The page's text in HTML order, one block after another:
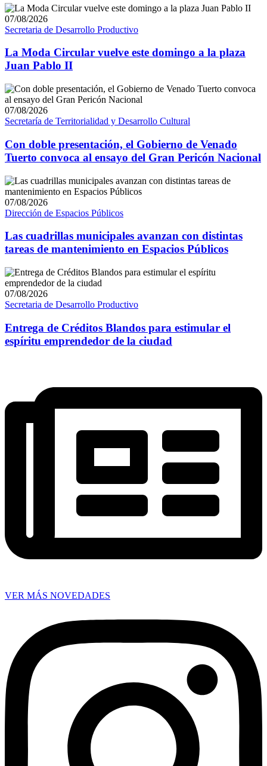
07/08/2026
Secretaria de Desarrollo Productivo
La Moda Circular vuelve este domingo a la plaza
Juan Pablo II
07/08/2026
Secretaría de Territorialidad y Desarrollo Cultural
Con doble presentación, el Gobierno de Venado
Tuerto convoca al ensayo del Gran Pericón Nacional
07/08/2026
Dirección de Espacios Públicos
Las cuadrillas municipales avanzan con distintas
tareas de mantenimiento en Espacios Públicos
07/08/2026
Secretaria de Desarrollo Productivo
Entrega de Créditos Blandos para estimular el
espíritu emprendedor de la ciudad
VER MÁS NOVEDADES